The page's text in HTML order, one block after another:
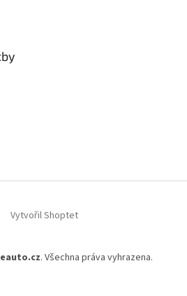
Vytvořil Shoptet
. Všechna práva vyhrazena.